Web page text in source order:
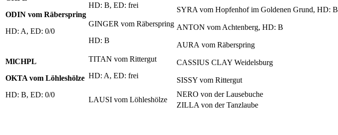
ODIN vom Räberspring
HD: A, ED: 0/0
HD: B, ED: frei
SYRA vom Hopfenhof im Goldenen Grund, HD: B
GINGER vom Räberspring
HD: B
ANTON vom Achtenberg, HD: B
AURA vom Räberspring
MlCHPL
OKTA vom Löhleshölze
HD: B, ED: 0/0
TITAN vom Rittergut
HD: A, ED: frei
CASSIUS CLAY Weidelsburg
SISSY vom Rittergut
LAUSI vom Löhleshölze
NERO von der Lausebuche
ZILLA von der Tanzlaube